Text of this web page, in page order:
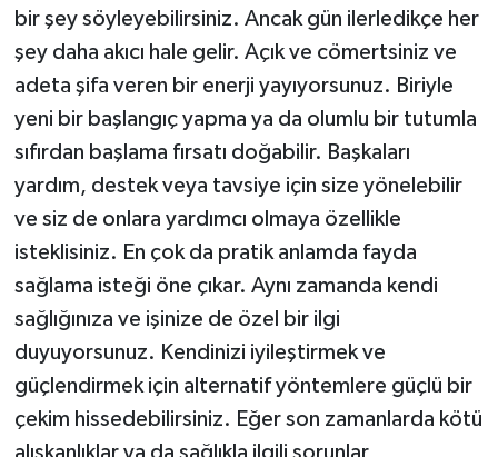
bir şey söyleyebilirsiniz. Ancak gün ilerledikçe her
şey daha akıcı hale gelir. Açık ve cömertsiniz ve
adeta şifa veren bir enerji yayıyorsunuz. Biriyle
yeni bir başlangıç yapma ya da olumlu bir tutumla
sıfırdan başlama fırsatı doğabilir. Başkaları
yardım, destek veya tavsiye için size yönelebilir
ve siz de onlara yardımcı olmaya özellikle
isteklisiniz. En çok da pratik anlamda fayda
sağlama isteği öne çıkar. Aynı zamanda kendi
sağlığınıza ve işinize de özel bir ilgi
duyuyorsunuz. Kendinizi iyileştirmek ve
güçlendirmek için alternatif yöntemlere güçlü bir
çekim hissedebilirsiniz. Eğer son zamanlarda kötü
alışkanlıklar ya da sağlıkla ilgili sorunlar